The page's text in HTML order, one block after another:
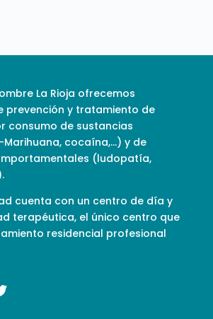
La Rioja ofrecemos
prevención y tratamiento de
consumo de sustancias
Marihuana, cocaína,…) y de
(ludopatía,
cuenta con un centro de día y
terapéutica, el único centro que
residencial profesional